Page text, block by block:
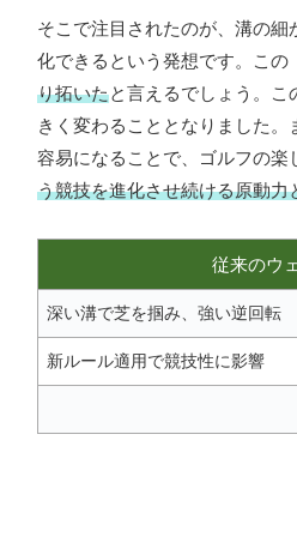
そこで注目されたのが、溝の
化できるという発想です。この
り拓いたと言えるでしょう。
きく変わることとなりました
容易になることで、ゴルフの楽
う競技を進化させ続ける原動力
従来のウ
深い溝で芝を掴み、強い逆回転
新ルール適用で競技性に影響